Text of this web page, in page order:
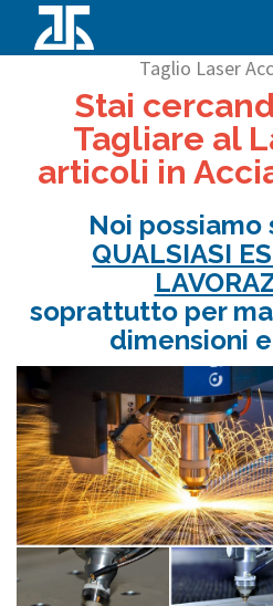
Taglio Laser
Stai
Tagliare al
articoli in
Noi
QUALSIASI
soprattutto per
dimensioni